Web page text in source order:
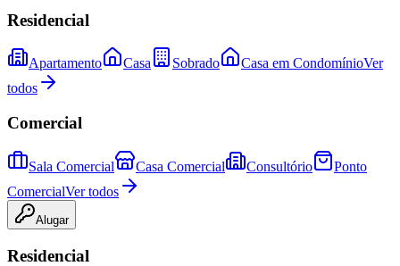
Residencial
Apartamento Casa Sobrado Casa em CondomínioVer
todos
Comercial
Sala Comercial Casa Comercial Consultório
Ponto
ComercialVer todos
Alugar
Residencial